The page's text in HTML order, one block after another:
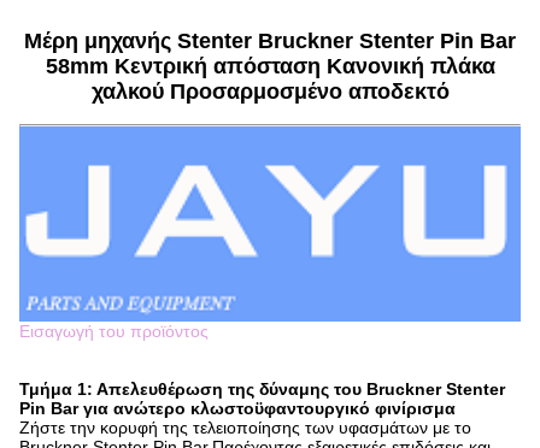
Μέρη μηχανής Stenter Bruckner Stenter Pin Bar
58mm Κεντρική απόσταση Κανονική πλάκα
χαλκού Προσαρμοσμένο αποδεκτό
Εισαγωγή του προϊόντος
Τμήμα 1: Απελευθέρωση της δύναμης του Bruckner Stenter
Pin Bar για ανώτερο κλωστοϋφαντουργικό φινίρισμα
Ζήστε την κορυφή της τελειοποίησης των υφασμάτων με το